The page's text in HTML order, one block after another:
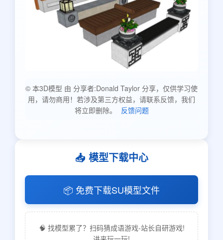
© 本3D模型 由 分享者:Donald Taylor 分享，仅供学习使
用，请勿商用！若涉及第三方权益，请联系反馈，我们
将立即删除。
反馈问题
📥 模型下载中心
📦 免费下载SU模型文件
🧠 找模型累了？扫码猜成语游戏-站长自研游戏!